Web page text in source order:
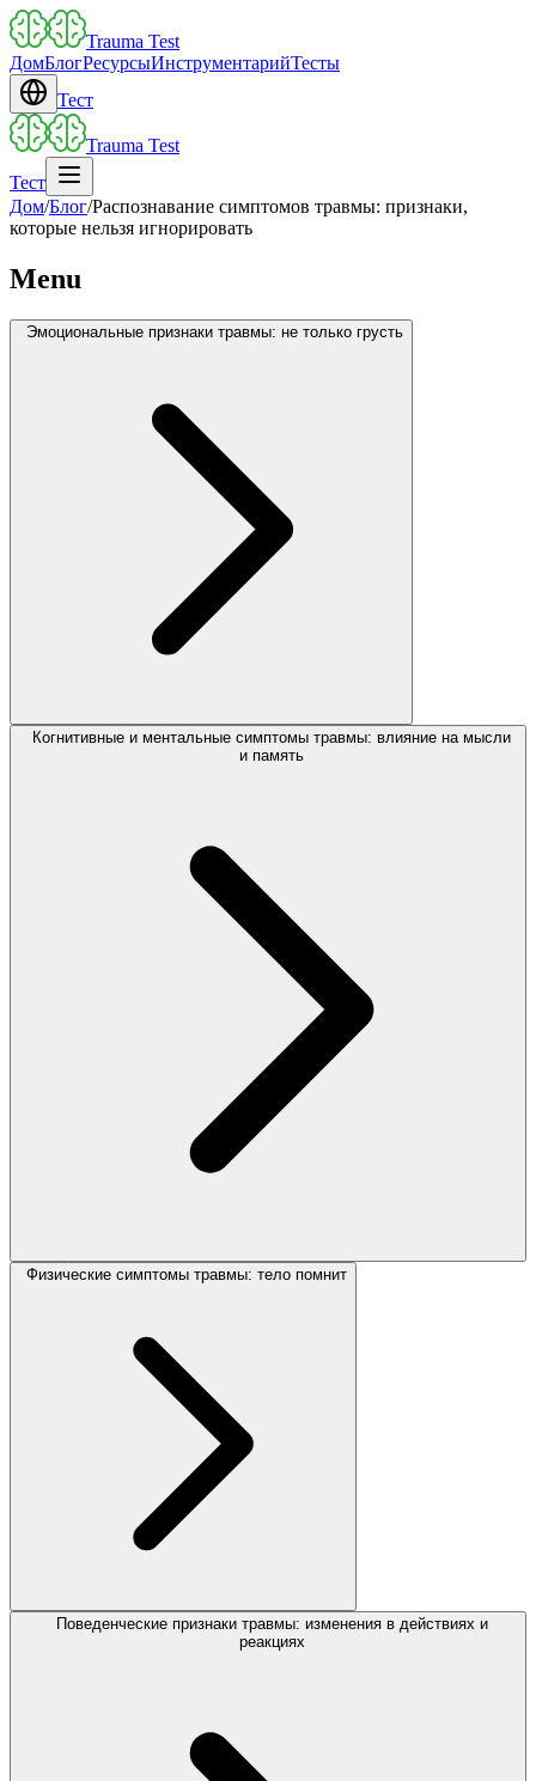
Trauma Test
ДомБлогРесурсыИнструментарийТесты
Тест
Trauma Test
Тест
Дом/Блог/Распознавание симптомов травмы: признаки,
которые нельзя игнорировать
Menu
Эмоциональные признаки травмы: не только грусть
Когнитивные и ментальные симптомы травмы: влияние на мысли
и память
Физические симптомы травмы: тело помнит
Поведенческие признаки травмы: изменения в действиях и
реакциях